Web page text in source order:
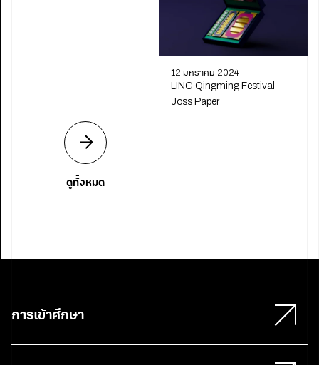
12 มกราคม 2024
LING Qingming Festival
Joss Paper
ดูทั้งหมด
การเข้าศึกษา